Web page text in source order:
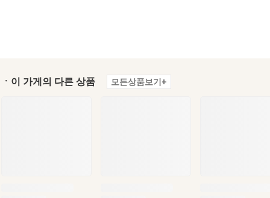
ㆍ이 가게의 다른 상품 모든상품보기+